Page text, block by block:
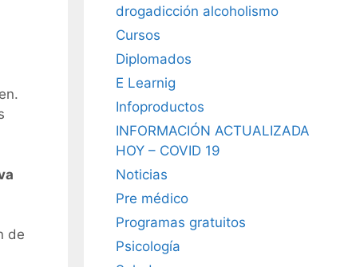
de
drogadicción alcoholismo
Cursos
Diplomados
E Learnig
Infoproductos
INFORMACIÓN ACTUALIZADA
HOY – COVID 19
Noticias
Pre médico
Programas gratuitos
Psicología